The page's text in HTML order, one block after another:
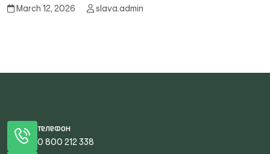
March 12, 2026 slava.admin
Телефон
0 800 212 338